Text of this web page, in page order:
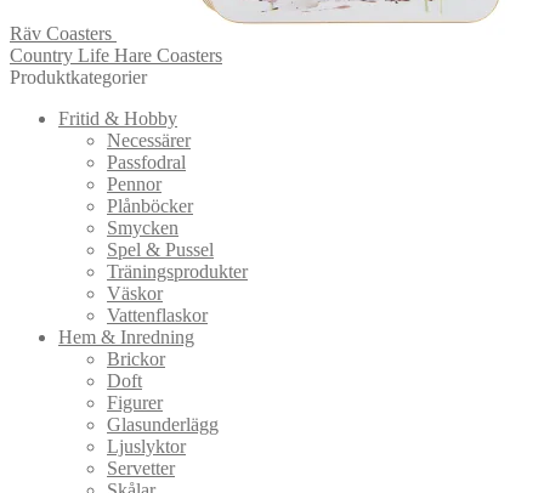
Räv Coasters
Country Life Hare Coasters
Produktkategorier
Fritid & Hobby
Necessärer
Passfodral
Pennor
Plånböcker
Smycken
Spel & Pussel
Träningsprodukter
Väskor
Vattenflaskor
Hem & Inredning
Brickor
Doft
Figurer
Glasunderlägg
Ljuslyktor
Servetter